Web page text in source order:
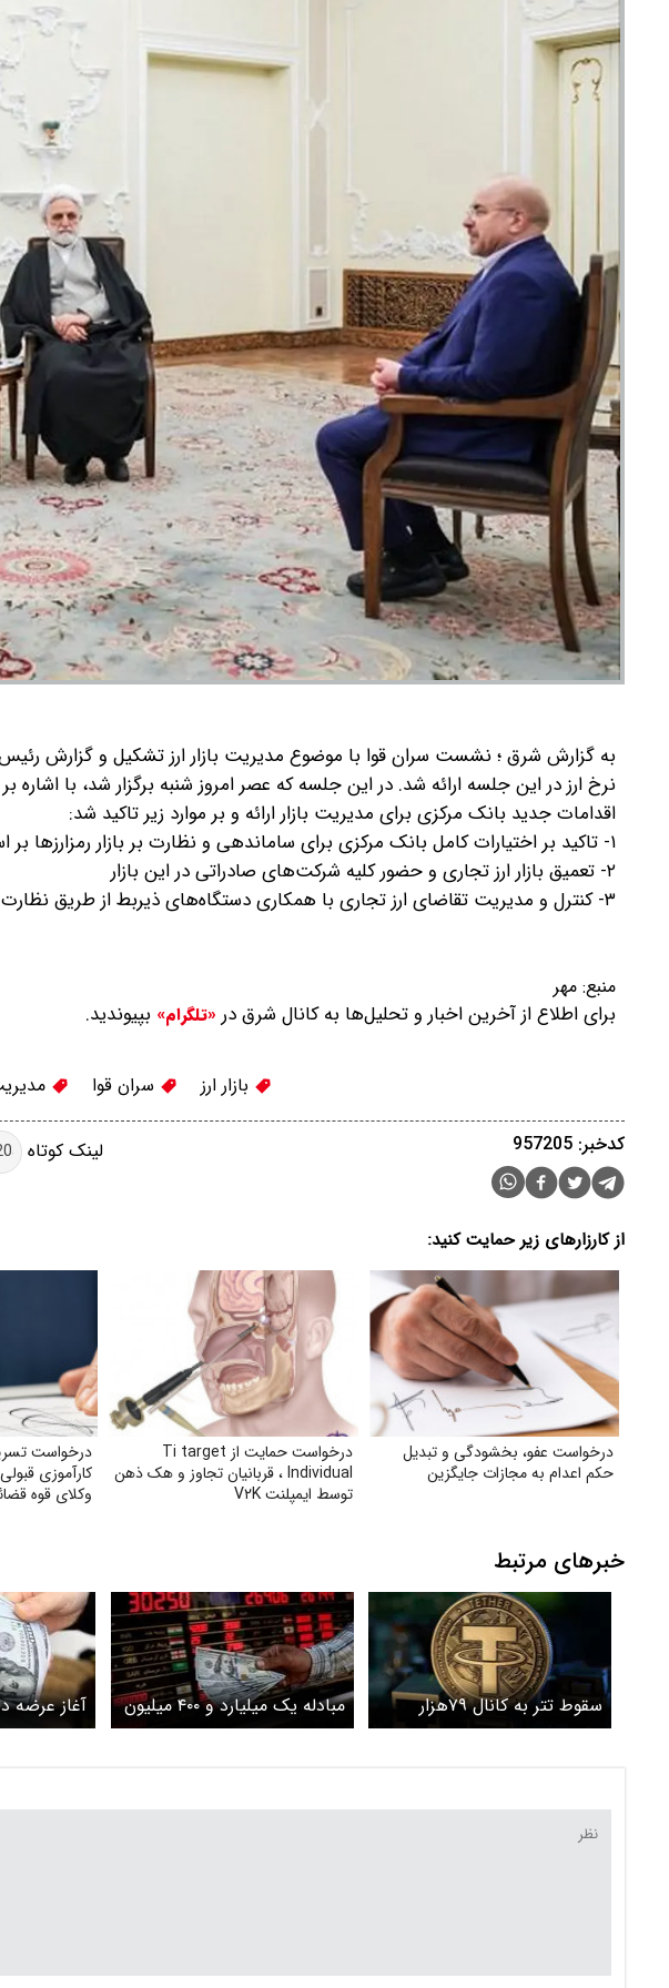
به گزارش شرق ؛ نشست سران قوا با موضوع مدیریت بازار ارز تشکیل و گزارش رئیس
نرخ ارز در این جلسه ارائه شد. در این جلسه که عصر امروز شنبه برگزار شد، با
اقدامات جدید بانک مرکزی برای مدیریت بازار ارائه و بر موارد زیر تاکید شد:
۱- تاکید بر اختیارات کامل بانک مرکزی برای ساماندهی و نظارت بر بازار رمزارزها بر اساس قانون بانک مرکزی
۲- تعمیق بازار ارز تجاری و حضور کلیه شرکت‌های صادراتی در این بازار
۳- کنترل و مدیریت تقاضای ارز تجاری با همکاری دستگاه‌های ذیربط از طریق نظارت بر کلیه ثبت سفارش‌ها بر اساس تقاضاهای واقعی.
منبع: مهر
برای اطلاع از آخرین اخبار و تحلیل‌ها به کانال شرق در «تلگرام» بپیوندید.
بازار ارز سران قوا
لینک کوتاه کدخبر: 957205
از کارزارهای زیر حمایت کنید:
درخواست عفو، بخشودگی و تبدیل
حکم اعدام به مجازات جایگزین
درخواست حمایت از Ti target
Individual ، قربانیان تجاوز و هک ذهن
توسط ایمپلنت V۲K
درخواست
وکلای قوه‌
خبرهای مرتبط
سقوط تتر به کانال ۷۹هزار
تومان
مبادله یک میلیارد و ۴۰۰ میلیون
دلار در بازار یکپارچه ارز
آغاز عرضه
و تهران /